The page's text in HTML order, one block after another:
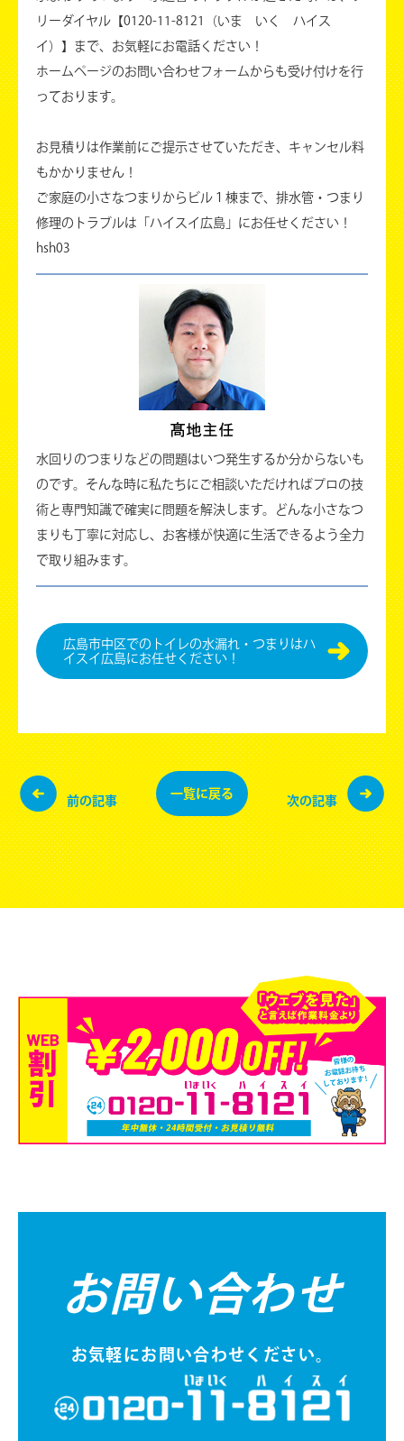
リーダイヤル【0120-11-8121（いま いく ハイス
イ）】まで、お気軽にお電話ください！
ホームページのお問い合わせフォームからも受け付けを行
っております。
お見積りは作業前にご提示させていただき、キャンセル料
もかかりません！
ご家庭の小さなつまりからビル１棟まで、排水管・つまり
修理のトラブルは「ハイスイ広島」にお任せください！
hsh03
水回りのつまりなどの問題はいつ発生するか分からないも
のです。そんな時に私たちにご相談いただければプロの技
術と専門知識で確実に問題を解決します。どんな小さなつ
まりも丁寧に対応し、お客様が快適に生活できるよう全力
で取り組みます。
広島市中区でのトイレの水漏れ・つまりはハ
イスイ広島にお任せください！
前の記事
一覧に戻る
次の記事
お問い合わせ
お気軽にお問い合わせください。